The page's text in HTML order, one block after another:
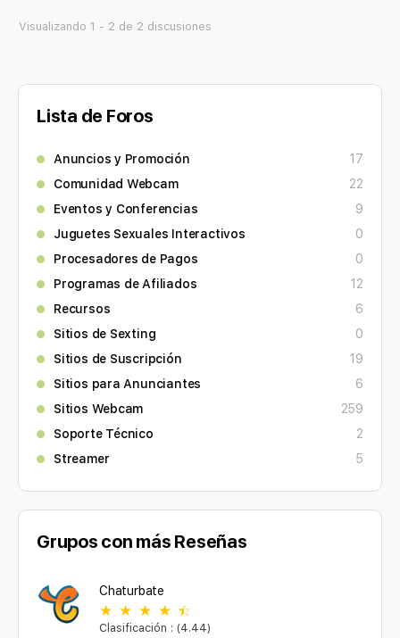
Visualizando 1 - 2 de 2 discusiones
Lista de Foros
Anuncios y Promoción
17
Comunidad Webcam
22
Eventos y Conferencias
9
Juguetes Sexuales Interactivos
0
Procesadores de Pagos
0
Programas de Afiliados
12
Recursos
6
Sitios de Sexting
0
Sitios de Suscripción
19
Sitios para Anunciantes
6
Sitios Webcam
259
Soporte Técnico
2
Streamer
5
Grupos con más Reseñas
Chaturbate
Clasificación : (4.44)